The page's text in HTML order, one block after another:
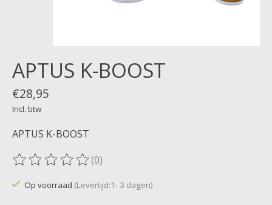
APTUS K-BOOST
€28,95
Incl. btw
APTUS K-BOOST
De beoordeling van dit product is
(0)
Op voorraad (Levertijd:1- 3 dagen)